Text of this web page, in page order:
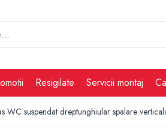
Resigilate Servicii montaj
WC suspendat dreptunghiular spalare